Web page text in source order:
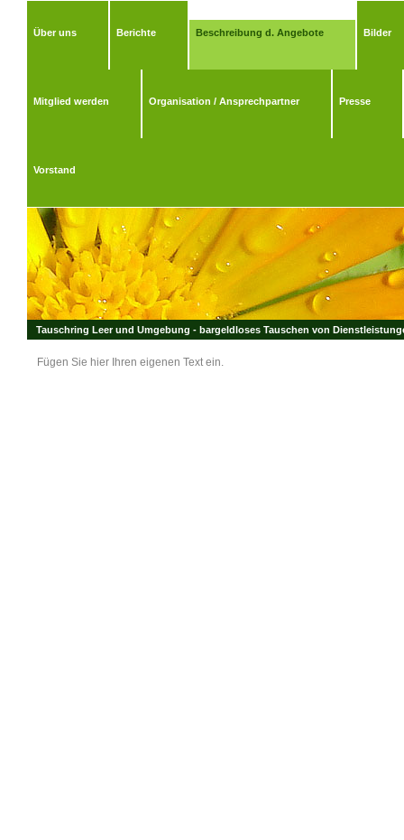
Über uns Berichte Beschreibung d. Angebote Bilder
Mitglied werden Organisation / Ansprechpartner Presse
Vorstand
Tauschring Leer und Umgebung - bargeldloses Tauschen von
Fügen Sie hier Ihren eigenen Text ein.